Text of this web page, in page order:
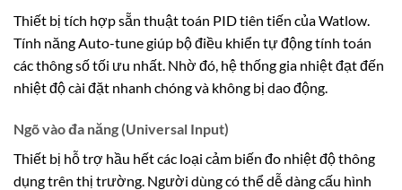
Thiết bị tích hợp sẵn thuật toán PID tiên tiến của Watlow.
Tính năng Auto-tune giúp bộ điều khiển tự động tính toán
các thông số tối ưu nhất. Nhờ đó, hệ thống gia nhiệt đạt đến
nhiệt độ cài đặt nhanh chóng và không bị dao động.
Ngõ vào đa năng (Universal Input)
Thiết bị hỗ trợ hầu hết các loại cảm biến đo nhiệt độ thông
dụng trên thị trường. Người dùng có thể dễ dàng cấu hình